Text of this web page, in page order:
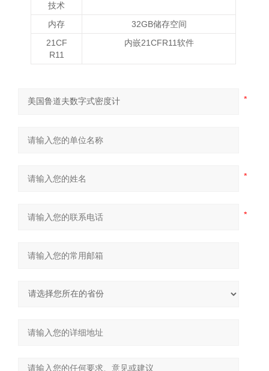
技术
内存
32GB储存空间
21CF
R11
内嵌21CFR11软件